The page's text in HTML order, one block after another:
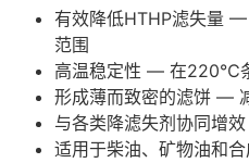
有效降低HTHP滤失量
范围
高温稳定性 — 在220℃
形成薄而致密的滤饼 —
与各类降滤失剂协同增效
适用于柴油、矿物油和